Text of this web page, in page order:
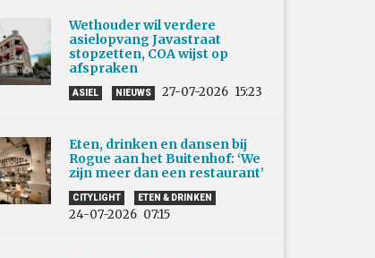
Wethouder wil verdere
asielopvang Javastraat
stopzetten, COA wijst op
afspraken
ASIEL NIEUWS 27-07-2026 15:23
Eten, drinken en dansen bij
Rogue aan het Buitenhof: ‘We
zijn meer dan een restaurant’
CITYLIGHT ETEN & DRINKEN
24-07-2026 07:15